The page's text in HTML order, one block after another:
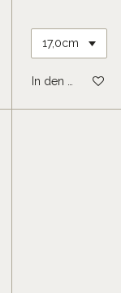
In den Warenkorb